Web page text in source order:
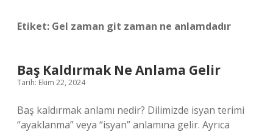
Etiket: Gel zaman git zaman ne anlamdadır
Baş Kaldırmak Ne Anlama Gelir
Tarih: Ekim 22, 2024
Baş kaldırmak anlamı nedir? Dilimizde isyan terimi
“ayaklanma” veya “isyan” anlamına gelir. Ayrıca